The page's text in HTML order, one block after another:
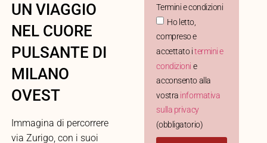
UN VIAGGIO
NEL CUORE
PULSANTE DI
MILANO
OVEST
Immagina di percorrere
via Zurigo, con i suoi
Termini e condizioni
Ho letto,
compreso e
accettato itermini e
condizioni e
acconsento alla
vostra informativa
sulla privacy
(obbligatorio)